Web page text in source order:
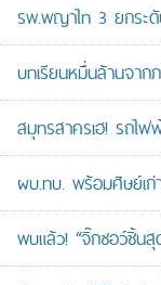
รพ.พญาไท 3 ยกระ
บทเรียนหมื่นล้านจา
สมุทรสาครเฮ! รถไ
ผบ.ทบ. พร้อมศิษย์เก่
พบแล้ว! “จิ๊กซอว์ชิ้น